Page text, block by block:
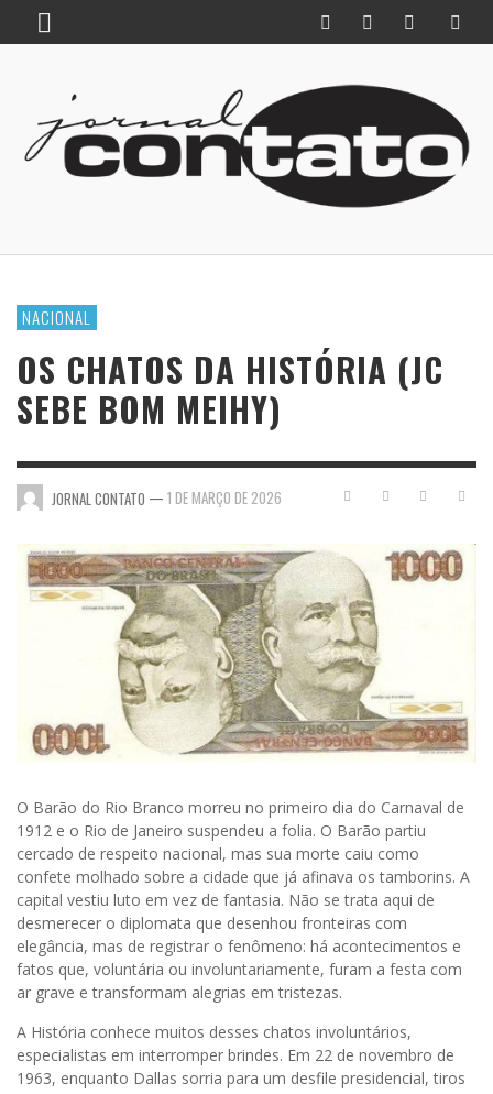
NACIONAL
OS CHATOS DA HISTÓRIA (JC
SEBE BOM MEIHY)
JORNAL CONTATO — 1 DE MARÇO DE 2026
O Barão do Rio Branco morreu no primeiro dia do Carnaval de
1912 e o Rio de Janeiro suspendeu a folia. O Barão partiu
cercado de respeito nacional, mas sua morte caiu como
confete molhado sobre a cidade que já afinava os tamborins. A
capital vestiu luto em vez de fantasia. Não se trata aqui de
desmerecer o diplomata que desenhou fronteiras com
elegância, mas de registrar o fenômeno: há acontecimentos e
fatos que, voluntária ou involuntariamente, furam a festa com
ar grave e transformam alegrias em tristezas.
A História conhece muitos desses chatos involuntários,
especialistas em interromper brindes. Em 22 de novembro de
1963, enquanto Dallas sorria para um desfile presidencial, tiros